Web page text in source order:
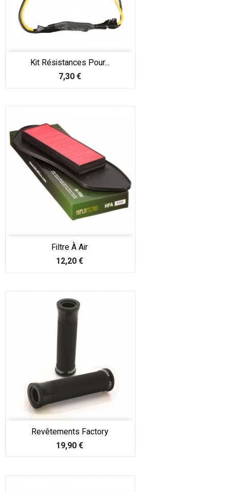
Kit Résistances Pour...
Prix
7,30 €
Filtre À Air
Prix
12,20 €
Revêtements Factory
Prix
19,90 €